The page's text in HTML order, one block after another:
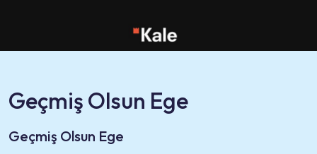
Geçmiş Olsun Ege
Geçmiş Olsun Ege